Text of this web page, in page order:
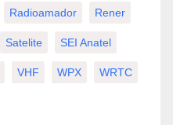
Radioamador Rener
Satelite SEI Anatel
VHF WPX WRTC